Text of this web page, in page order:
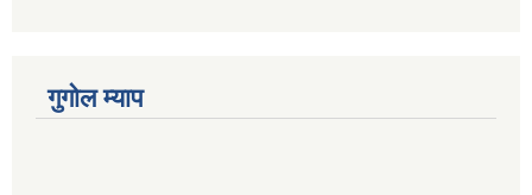
गुगोल म्याप